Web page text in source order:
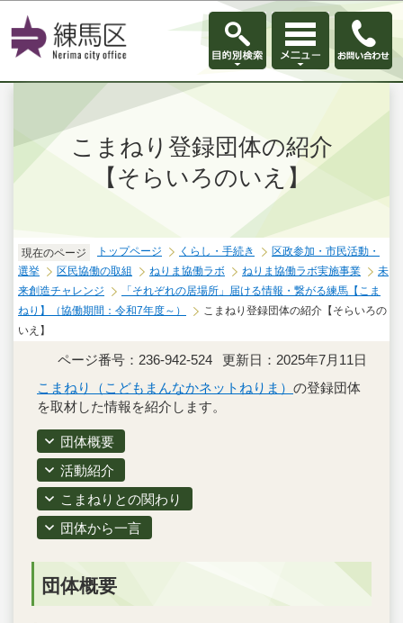
このページの本文へ移動
こまねり登録団体の紹介
【そらいろのいえ】
現在のページ トップページ くらし・手続き
区政参加・市民活動・
選挙
区民協働の取組 ねりま協働ラボ ねりま協働ラボ実施事業
未
来創造チャレンジ
「それぞれの居場所」届ける情報・繋がる練馬【こま
ねり】（協働期間：令和7年度～）
こまねり登録団体の紹介【そらいろの
いえ】
ページ番号：236-942-524
更新日：2025年7月11日
こまねり（こどもまんなかネットねりま） の登録団体
を取材した情報を紹介します。
団体概要
活動紹介
こまねりとの関わり
団体から一言
団体概要